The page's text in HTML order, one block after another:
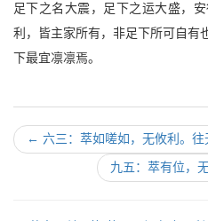
足下之名大震，足下之运大盛，
利，皆主家所有，非足下所可自有
下最宜凛凛焉。
← 六三：萃如嗟如，无攸利。往
九五：萃有位，